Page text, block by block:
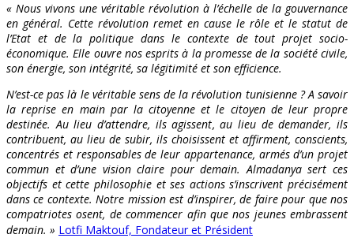
« Nous vivons une véritable révolution à l’échelle de la gouvernance
en général. Cette révolution remet en cause le rôle et le statut de
l’Etat et de la politique dans le contexte de tout projet socio-
économique. Elle ouvre nos esprits à la promesse de la société civile,
son énergie, son intégrité, sa légitimité et son efficience.
N’est-ce pas là le véritable sens de la révolution tunisienne ? A savoir
la reprise en main par la citoyenne et le citoyen de leur propre
destinée. Au lieu d’attendre, ils agissent, au lieu de demander, ils
contribuent, au lieu de subir, ils choisissent et affirment, conscients,
concentrés et responsables de leur appartenance, armés d’un projet
commun et d’une vision claire pour demain. Almadanya sert ces
objectifs et cette philosophie et ses actions s’inscrivent précisément
dans ce contexte. Notre mission est d’inspirer, de faire pour que nos
compatriotes osent, de commencer afin que nos jeunes embrassent
demain. » Lotfi Maktouf, Fondateur et Président